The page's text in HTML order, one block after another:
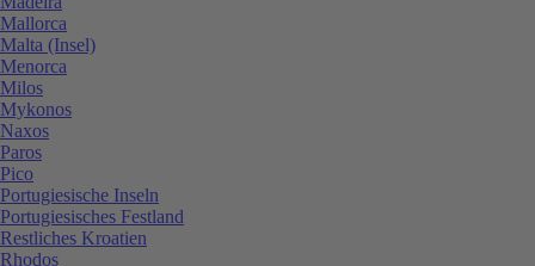
Mallorca
Malta (Insel)
Menorca
Milos
Mykonos
Naxos
Paros
Pico
Portugiesische Inseln
Portugiesisches Festland
Restliches Kroatien
Rhodos